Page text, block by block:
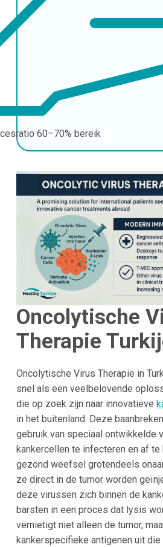
60–70% bereik
Oncolytische
Therapie
Oncolytische Virus Therapie in
snel als een veelbelovende
die op zoek zijn naar innovatieve
in het buitenland. Deze
gebruik van speciaal ontwikkelde
kankercellen te infecteren en af te
gezond weefsel grotendeels
ze direct in de tumor worden
deze virussen zich binnen de
barsten in een proces dat lysis
vernietigt niet alleen de tumor,
kankerspecifieke antigenen uit